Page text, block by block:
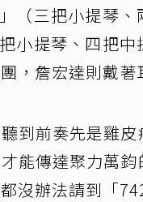
（三把小提琴
小提琴、四把中
，詹宏達則戴著
到前奏先是雞
能傳達聚力萬
沒辦法請到「